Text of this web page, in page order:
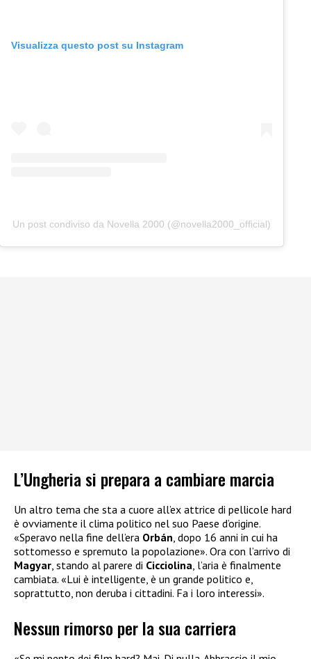
Visualizza questo post su Instagram
Un post condiviso da Novella 2000 (@novella2000_official)
L’Ungheria si prepara a cambiare marcia
Un altro tema che sta a cuore all’ex attrice di pellicole hard
è ovviamente il clima politico nel suo Paese d’origine.
«Speravo nella fine dell’era Orbán , dopo 16 anni in cui ha
sottomesso e spremuto la popolazione». Ora con l’arrivo di
Magyar , stando al parere di Cicciolina , l’aria è finalmente
cambiata. «Lui è intelligente, è un grande politico e,
soprattutto, non deruba i cittadini. Fa i loro interessi».
Nessun rimorso per la sua carriera